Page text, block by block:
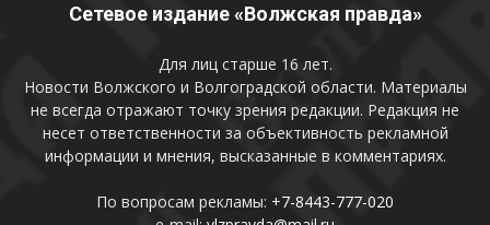
Сетевое издание «Волжская правда»
Для лиц старше 16 лет.
Новости Волжского и Волгоградской области. Материалы
не всегда отражают точку зрения редакции. Редакция не
несет ответственности за объективность рекламной
информации и мнения, высказанные в комментариях.
По вопросам рекламы: +7-8443-777-020